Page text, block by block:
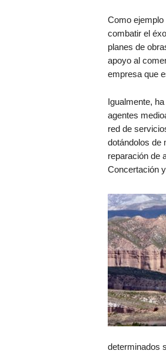
Como
combatir el
planes de
apoyo al
empresa que
Igualmente,
agentes
red de
dotándolos de
reparación de
Concertación
determinados